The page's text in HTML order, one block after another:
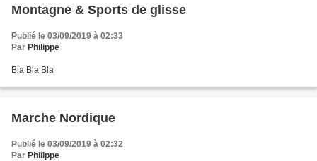
Montagne & Sports de glisse
Publié le 03/09/2019 à 02:33
Par Philippe
Bla Bla Bla
Marche Nordique
Publié le 03/09/2019 à 02:32
Par Philippe